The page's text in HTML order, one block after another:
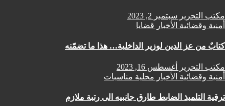
مكتب التحرير سبتمبر 2, 2023
أمنية وقضائية الأخبار قضايا
كتابٌ من عز الدين لوزير الداخلية… هذا ما تضمّنه
مكتب التحرير
أغسطس 16, 2023
أمنية وقضائية الأخبار محلية مناسبات
ترقية التلميذ الضابط طارق جانبيه الى رتبة ملازم